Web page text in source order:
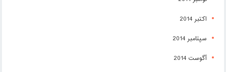
اکتبر 2014
سپتامبر 2014
آگوست 2014